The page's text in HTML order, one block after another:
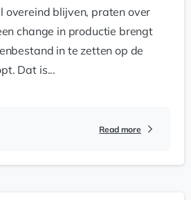
overeind blijven, praten over
change in productie brengt
in te zetten op de
Dat is...
Read more